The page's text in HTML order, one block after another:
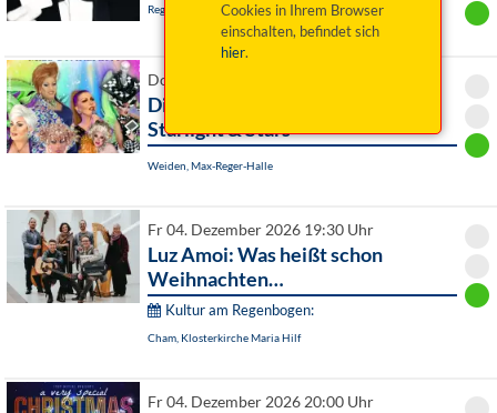
Cookies in Ihrem Browser
einschalten, befindet sich
hier.
Regensburg, Turmtheater
Do 03. Dezember 2026 20:00 Uhr
Die große TravestieShow - Miss
Starlight & Stars
Weiden, Max-Reger-Halle
Fr 04. Dezember 2026 19:30 Uhr
Luz Amoi: Was heißt schon
Weihnachten…
Kultur am Regenbogen:
Cham, Klosterkirche Maria Hilf
Fr 04. Dezember 2026 20:00 Uhr